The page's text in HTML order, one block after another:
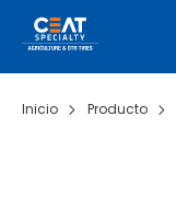
Inicio Producto